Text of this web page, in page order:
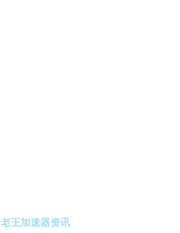
老王加速器资讯